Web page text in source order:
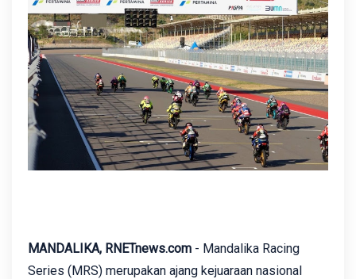
MANDALIKA, RNETnews.com - Mandalika Racing
Series (MRS) merupakan ajang kejuaraan nasional